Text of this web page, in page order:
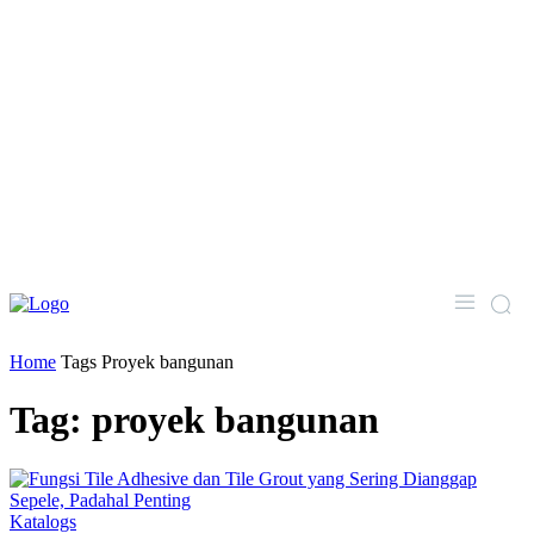
Home Tags Proyek bangunan
Tag: proyek bangunan
Katalogs